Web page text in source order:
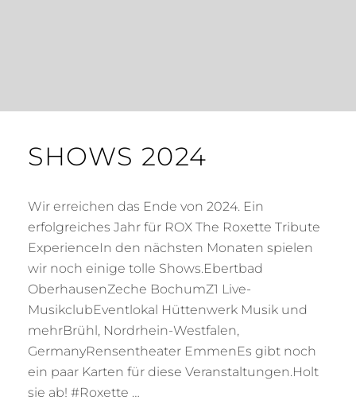
SHOWS 2024
Wir erreichen das Ende von 2024. Ein
erfolgreiches Jahr für ROX The Roxette Tribute
ExperienceIn den nächsten Monaten spielen
wir noch einige tolle Shows.Ebertbad
OberhausenZeche BochumZ1 Live-
MusikclubEventlokal Hüttenwerk Musik und
mehrBrühl, Nordrhein-Westfalen,
GermanyRensentheater EmmenEs gibt noch
ein paar Karten für diese Veranstaltungen.Holt
sie ab! #Roxette …